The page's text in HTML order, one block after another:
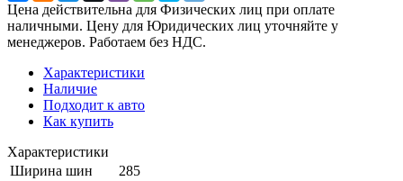
Цена действительна для Физических лиц при оплате
наличными. Цену для Юридических лиц уточняйте у
менеджеров. Работаем без НДС.
Характеристики
Наличие
Подходит к авто
Как купить
Характеристики
Ширина шин
285